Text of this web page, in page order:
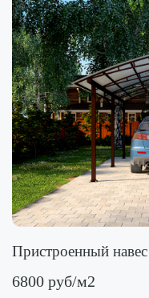
Пристроенный
6800 руб/м2